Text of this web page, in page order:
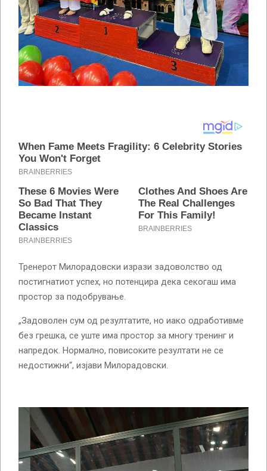
Тренерот Милорадовски изрази задоволство од
постигнатиот успех, но потенцира дека секогаш има
простор за подобрување.
„Задоволен сум од резултатите, но иако одработивме
без грешка, се уште има простор за многу тренинг и
напредок. Нормално, повисоките резултати не се
недостижни“, изјави Милорадовски.